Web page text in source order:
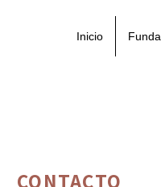
Inicio
CONTACTO